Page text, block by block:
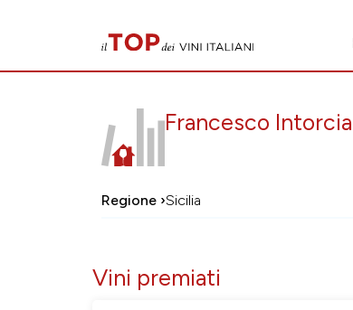
Francesco
Regione ›Sicilia
Vini premiati